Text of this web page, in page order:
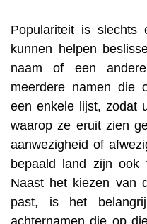
Populariteit is
kunnen helpen
naam of een
meerdere namen die
een enkele lijst, zodat
waarop ze eruit zien
aanwezigheid of
bepaald land zijn ook
Naast het kiezen van
past, is het
achternamen die op